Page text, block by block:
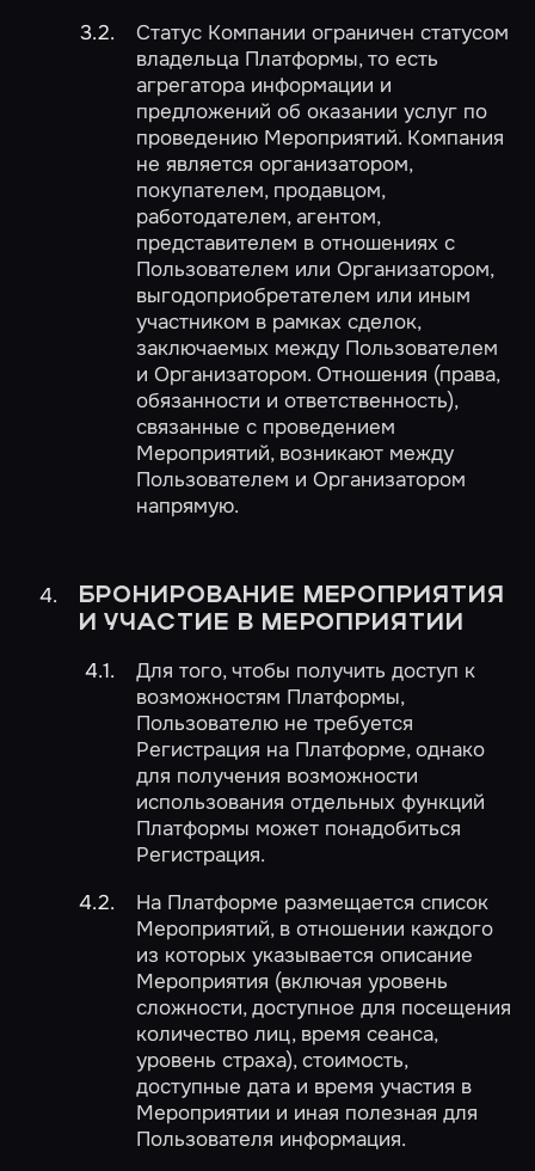
Статус Компании ограничен статусом
владельца Платформы, то есть
агрегатора информации и
предложений об оказании услуг по
проведению Мероприятий. Компания
не является организатором,
покупателем, продавцом,
работодателем, агентом,
представителем в отношениях с
Пользователем или Организатором,
выгодоприобретателем или иным
участником в рамках сделок,
заключаемых между Пользователем
и Организатором. Отношения (права,
обязанности и ответственность),
связанные с проведением
Мероприятий, возникают между
Пользователем и Организатором
напрямую.
БРОНИРОВАНИЕ МЕРОПРИЯТИЯ
И УЧАСТИЕ В МЕРОПРИЯТИИ
Для того, чтобы получить доступ к
возможностям Платформы,
Пользователю не требуется
Регистрация на Платформе, однако
для получения возможности
использования отдельных функций
Платформы может понадобиться
Регистрация.
На Платформе размещается список
Мероприятий, в отношении каждого
из которых указывается описание
Мероприятия (включая уровень
сложности, доступное для посещения
количество лиц, время сеанса,
уровень страха), стоимость,
доступные дата и время участия в
Мероприятии и иная полезная для
Пользователя информация.